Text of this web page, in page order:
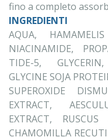
fino a completo
INGREDIENTI
AQUA,
NIACINAMIDE,
TIDE-5,
GLYCINE SOJA
SUPEROXIDE
EXTRACT,
EXTRACT,
CHAMOMILLA